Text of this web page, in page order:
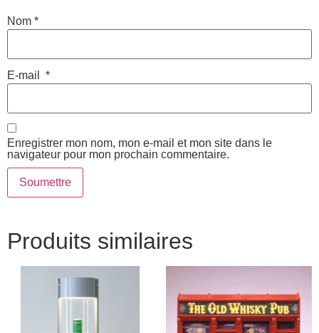
Nom *
E-mail *
Enregistrer mon nom, mon e-mail et mon site dans le
navigateur pour mon prochain commentaire.
Produits similaires